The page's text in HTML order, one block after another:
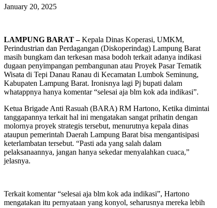
January 20, 2025
LAMPUNG BARAT –Kepala Dinas Koperasi, UMKM,
Perindustrian dan Perdagangan (Diskoperindag) Lampung Barat
masih bungkam dan terkesan masa bodoh terkait adanya indikasi
dugaan penyimpangan pembangunan atau Proyek Pasar Tematik
Wisata di Tepi Danau Ranau di Kecamatan Lumbok Seminung,
Kabupaten Lampung Barat. Ironisnya lagi Pj bupati dalam
whatappnya hanya komentar “selesai aja blm kok ada indikasi”.
Ketua Brigade Anti Rasuah (BARA) RM Hartono, Ketika dimintai
tanggapannya terkait hal ini mengatakan sangat prihatin dengan
molornya proyek strategis tersebut, menurutnya kepala dinas
ataupun pemerintah Daerah Lampung Barat bisa mengantisipasi
keterlambatan tersebut. “Pasti ada yang salah dalam
pelaksanaannya, jangan hanya sekedar menyalahkan cuaca,”
jelasnya.
Terkait komentar “selesai aja blm kok ada indikasi”, Hartono
mengatakan itu pernyataan yang konyol, seharusnya mereka lebih